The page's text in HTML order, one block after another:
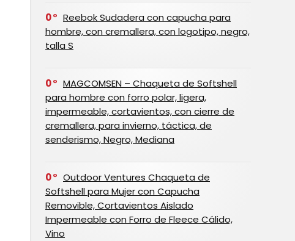
0
Reebok Sudadera con capucha para
hombre, con cremallera, con logotipo, negro,
talla S
0
MAGCOMSEN – Chaqueta de Softshell
para hombre con forro polar, ligera,
impermeable, cortavientos, con cierre de
cremallera, para invierno, táctica, de
senderismo, Negro, Mediana
0
Outdoor Ventures Chaqueta de
Softshell para Mujer con Capucha
Removible, Cortavientos Aislado
Impermeable con Forro de Fleece Cálido,
Vino